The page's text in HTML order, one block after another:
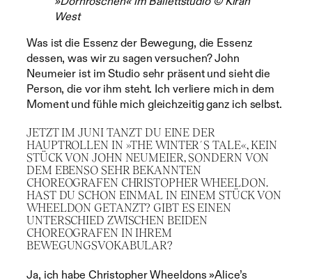
West
Was ist die Essenz der Bewegung, die Essenz
dessen, was wir zu sagen versuchen? John
Neumeier ist im Studio sehr präsent und sieht die
Person, die vor ihm steht. Ich verliere mich in dem
Moment und fühle mich gleichzeitig ganz ich selbst.
JETZT IM JUNI TANZT DU EINE DER
HAUPTROLLEN IN »THE WINTER´S TALE«, KEIN
STÜCK VON JOHN NEUMEIER, SONDERN VON
DEM EBENSO SEHR BEKANNTEN
CHOREOGRAFEN CHRISTOPHER WHEELDON.
HAST DU SCHON EINMAL IN EINEM STÜCK VON
WHEELDON GETANZT? GIBT ES EINEN
UNTERSCHIED ZWISCHEN BEIDEN
CHOREOGRAFEN IN IHREM
BEWEGUNGSVOKABULAR?
Ja, ich habe Christopher Wheeldons »Alice’s